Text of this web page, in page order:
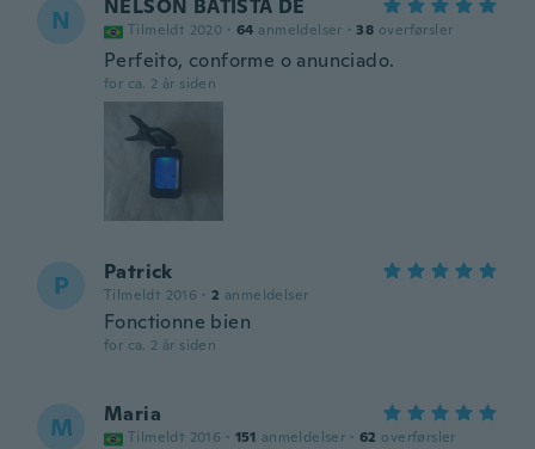
N NELSON BATISTA DE
Tilmeldt 2020 · 64 anmeldelser · 38 overførsler
Perfeito, conforme o anunciado.
for ca. 2 år siden
P Patrick
Tilmeldt 2016 · 2 anmeldelser
Fonctionne bien
for ca. 2 år siden
M Maria
Tilmeldt 2016 · 151 anmeldelser · 62 overførsler